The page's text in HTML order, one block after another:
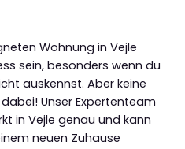
Wohnung in Vejle
sein, besonders wenn du
auskennst. Aber keine
Unser Expertenteam
in Vejle genau und kann
neuen Zuhause